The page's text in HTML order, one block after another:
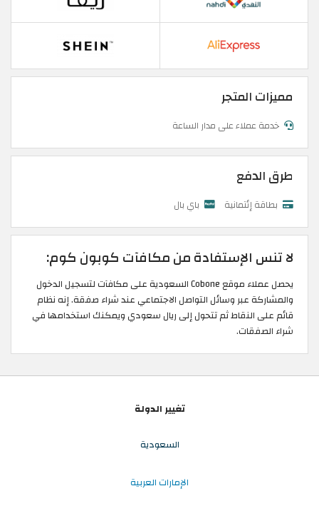
مميزات المتجر
خدمة عملاء على مدار الساعة
طرق الدفع
بطاقة إئتمانية باي بال
لا تنس الإستفادة من مكافآت كوبون كوم:
يحصل عملاء موقع Cobone السعودية على مكافآت لتسجيل الدخول
والمشاركة عبر وسائل التواصل الاجتماعي عند شراء صفقة. إنه نظام
قائم على النقاط ثم تتحول إلى ريال سعودي ويمكنك استخدامها في
شراء الصفقات.
تغيير الدولة
السعودية
الإمارات العربية